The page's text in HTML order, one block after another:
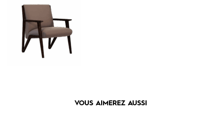
VOUS AIMEREZ AUSSI